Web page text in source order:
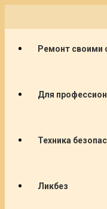
Ремонт своими
Для
Техника
Ликбез